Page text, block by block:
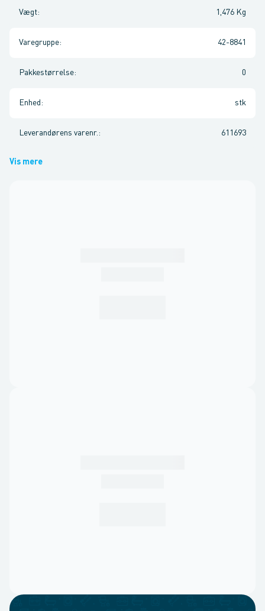
Vægt: 1,476 Kg
Varegruppe: 42-8841
Pakkestørrelse: 0
Enhed : stk
Leverandørens varenr. : 611693
Vis mere